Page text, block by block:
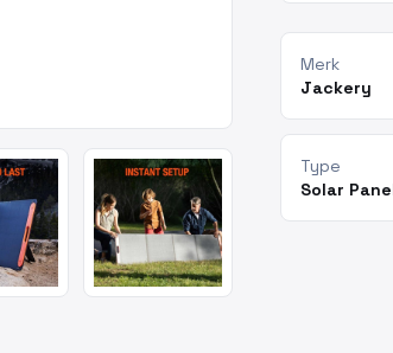
Merk
Jackery
Type
Solar